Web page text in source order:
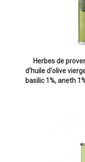
Herbes de
d'huile d'olive
basilic 1%, aneth